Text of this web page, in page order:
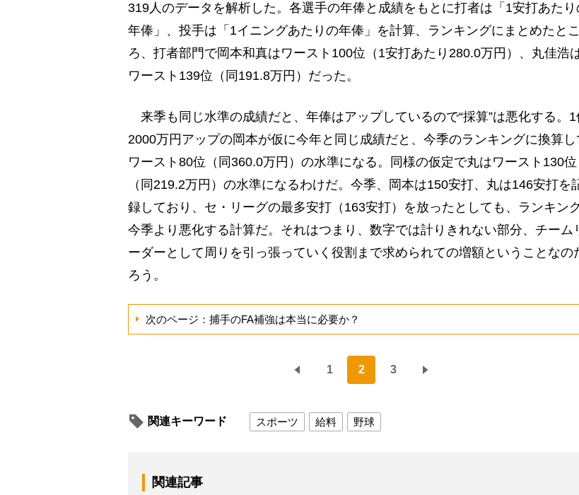
319人のデータを解析した。各選手の年俸と成績をもとに打者は「1安打あたり
年俸」、投手は「1イニングあたりの年俸」を計算、ランキングにまとめたとこ
ろ、打者部門で岡本和真はワースト100位（1安打あたり280.0万円）、丸佳浩
ワースト139位（同191.8万円）だった。
来季も同じ水準の成績だと、年俸はアップしているので“採算”は悪化する。1
2000万円アップの岡本が仮に今年と同じ成績だと、今季のランキングに換算し
ワースト80位（同360.0万円）の水準になる。同様の仮定で丸はワースト130位
（同219.2万円）の水準になるわけだ。今季、岡本は150安打、丸は146安打を
録しており、セ・リーグの最多安打（163安打）を放ったとしても、ランキン
今季より悪化する計算だ。それはつまり、数字では計りきれない部分、チーム
ーダーとして周りを引っ張っていく役割まで求められての増額ということなの
ろう。
次のページ：捕手のFA補強は本当に必要か？
1 2 3
関連キーワード スポーツ 給料 野球
関連記事